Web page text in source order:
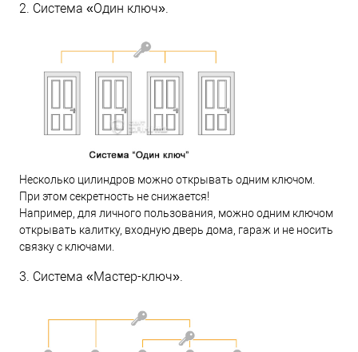
2. Система «Один ключ».
Несколько цилиндров можно открывать одним ключом.
При этом секретность не снижается!
Например, для личного пользования, можно одним ключом
открывать калитку, входную дверь дома, гараж и не носить
связку с ключами.
3. Система «Мастер-ключ».